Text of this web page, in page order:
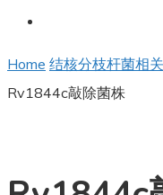
Home 结核分枝杆菌相
Rv1844c敲除菌株